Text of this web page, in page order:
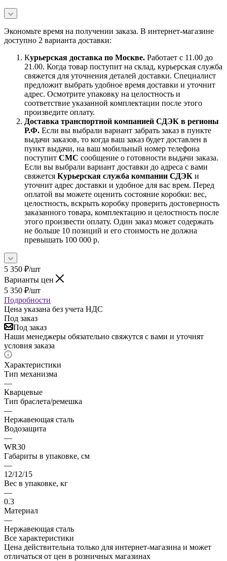
Экономьте время на получении заказа. В интернет-магазине
доступно 2 варианта доставки:
Курьерская доставка по Москве. Работает с 11.00 до
21.00. Когда товар поступит на склад, курьерская служба
свяжется для уточнения деталей доставки. Специалист
предложит выбрать удобное время доставки и уточнит
адрес. Осмотрите упаковку на целостность и
соответствие указанной комплектации после этого
произведите оплату.
Доставка транспортной компанией СДЭК в регионы
Р.Ф. Если вы выбрали вариант забрать заказ в пункте
выдачи заказов, то когда ваш заказ будет доставлен в
пункт выдачи, на ваш мобильный номер телефона
поступит СМС сообщение о готовности выдачи заказа.
Если вы выбрали вариант доставки до адреса с вами
свяжется Курьерская служба компании СДЭК и
уточнит адрес доставки и удобное для вас врем. Перед
оплатой вы можете оценить состояние коробки: вес,
целостность, вскрыть коробку проверить достоверность
заказанного товара, комплектацию и целостность после
этого произвести оплату. Один заказ может содержать
не больше 10 позиций и его стоимость не должна
превышать 100 000 р.
5 350 ₽/шт
Варианты цен
5 350 ₽/шт
Подробности
Цена указана без учета НДС
Под заказ
Под заказ
Наши менеджеры обязательно свяжутся с вами и уточнят
условия заказа
Характеристики
Тип механизма
—
Кварцевые
Тип браслета/ремешка
—
Нержавеющая сталь
Водозащита
—
WR30
Габариты в упаковке, см
—
12/12/15
Вес в упаковке, кг
—
0.3
Материал
—
Нержавеющая сталь
Все характеристики
Цена действительна только для интернет-магазина и может
отличаться от цен в розничных магазинах